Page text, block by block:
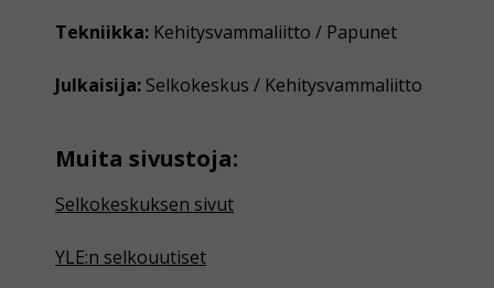
Tekniikka: Kehitysvammaliitto / Papunet
Julkaisija: Selkokeskus / Kehitysvammaliitto
Muita sivustoja:
Selkokeskuksen sivut
YLE:n selkouutiset